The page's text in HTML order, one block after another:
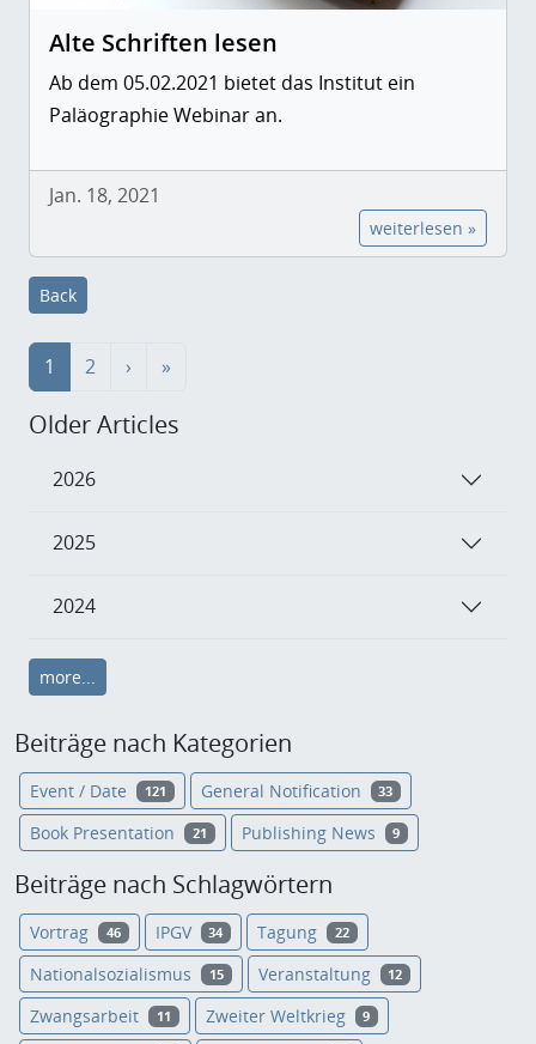
Alte Schriften lesen
Ab dem 05.02.2021 bietet das Institut ein
Paläographie Webinar an.
Jan. 18, 2021
weiterlesen »
Back
1 2 › »
Older Articles
2026
2025
2024
more...
Beiträge nach Kategorien
Event / Date 121 General Notification 33
Book Presentation 21 Publishing News 9
Beiträge nach Schlagwörtern
Vortrag 46 IPGV 34 Tagung 22
Nationalsozialismus 15 Veranstaltung 12
Zwangsarbeit 11 Zweiter Weltkrieg 9